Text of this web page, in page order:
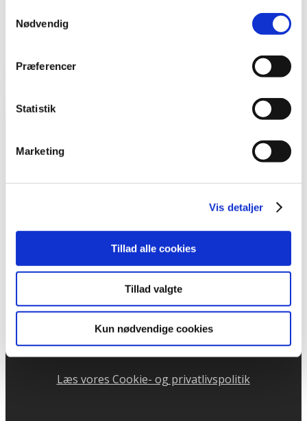
Nødvendig
Præferencer
Statistik
Marketing
Vis detaljer
Tillad alle cookies
Tillad valgte
Kun nødvendige cookies
Kontakt
2200 København N
redaktion@outsideren.dk
81 11 76 64
Telefontid mandag og onsdag kl. 10 - 13
CVR: 31732204
Læs vores Cookie- og privatlivspolitik